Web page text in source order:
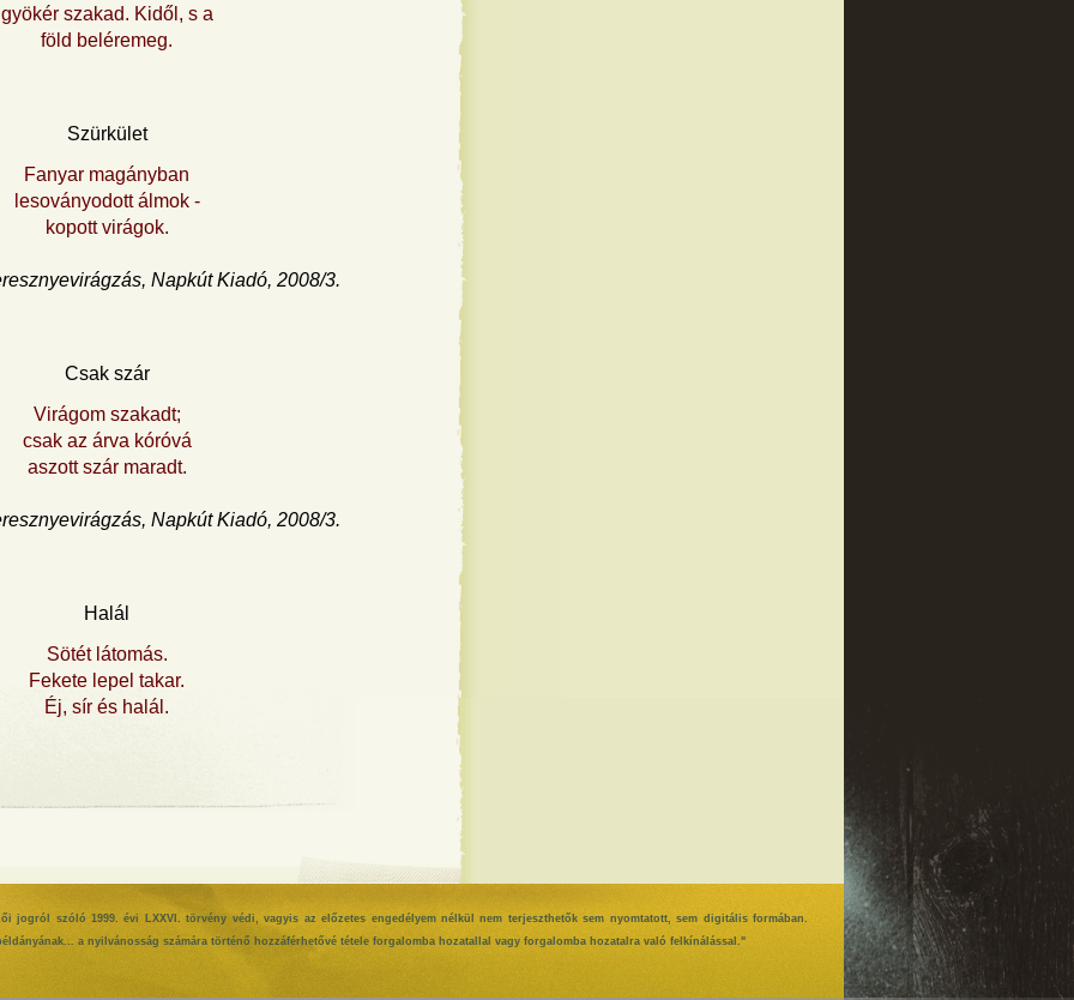
gyökér szakad. Kidől, s a
föld beléremeg.
Szürkület
Fanyar magányban
lesoványodott álmok -
kopott virágok.
Napkút Kiadó, 2008/3.
Csak szár
Virágom szakadt;
csak az árva kóróvá
aszott szár maradt.
Napkút Kiadó, 2008/3.
Halál
Sötét látomás.
Fekete lepel takar.
Éj, sír és halál.
jogról szóló 1999. évi LXXVI. törvény védi, vagyis az előzetes engedélyem nélkül nem terjeszthetők sem nyomtatott, sem digitális formában.
a nyilvánosság számára történő hozzáférhetővé tétele forgalomba hozatallal vagy forgalomba hozatalra való felkínálással."